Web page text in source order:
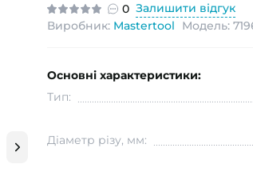
0 Залишити відгук
Виробник: Mastertool Модель:
Основні характеристики:
Тип:
Діаметр різу, мм: